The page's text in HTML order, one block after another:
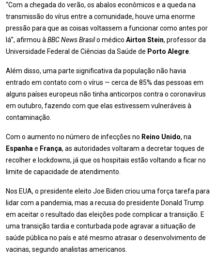
“Com a chegada do verão, os abalos econômicos e a queda na
transmissão do vírus entre a comunidade, houve uma enorme
pressão para que as coisas voltassem a funcionar como antes por
lá”, afirmou à BBC News Brasilo médico Airton Stein, professor da
Universidade Federal de Ciências da Saúde de Porto Alegre
Além disso, uma parte significativa da população não havia
entrado em contato com o vírus — cerca de 85% das pessoas em
alguns países europeus não tinha anticorpos contra o coronavírus
em outubro, fazendo com que elas estivessem vulneráveis à
contaminação.
Com o aumento no número de infecções no Reino Unido, na
Espanha e França, as autoridades voltaram a decretar toques de
recolher e lockdowns, já que os hospitais estão voltando a ficar no
limite de capacidade de atendimento.
Nos EUA, o presidente eleito Joe Biden criou uma força tarefa para
lidar com a pandemia, mas a recusa do presidente Donald Trump
em aceitar o resultado das eleições pode complicar a transição. E
uma transição tardia e conturbada pode agravar a situação de
saúde pública no país e até mesmo atrasar o desenvolvimento de
vacinas, segundo analistas americanos.